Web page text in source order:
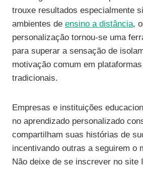
trouxe resultados especialmente
ambientes de ensino a distância,
personalização tornou-se uma
para superar a sensação de
motivação comum em
tradicionais.
Empresas e instituições
no aprendizado personalizado
compartilham suas histórias de
incentivando outras a seguirem o
Não deixe de se inscrever no site